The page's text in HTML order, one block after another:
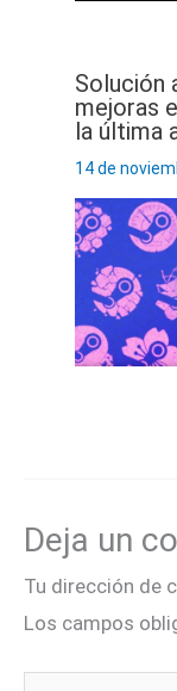
Solución
mejoras
la última
14 de
Deja un
Tu dirección de
Los campos